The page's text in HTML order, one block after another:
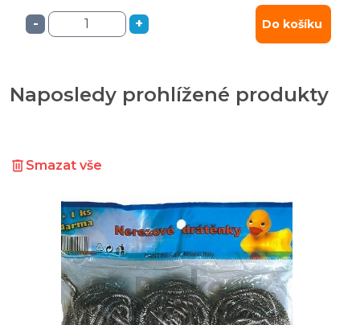
- + Do košíku
Naposledy prohlížené produkty
Smazat vše